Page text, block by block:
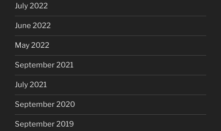
July 2022
June 2022
May 2022
September 2021
July 2021
September 2020
September 2019